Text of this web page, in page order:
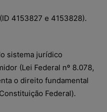
4153827 e 4153828).
sistema jurídico
(Lei Federal nº 8.078,
o direito fundamental
Federal).